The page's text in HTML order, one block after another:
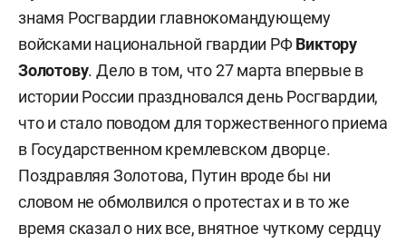
знамя Росгвардии главнокомандующему
войсками национальной гвардии РФВиктору
Золотову. Дело в том, что 27 марта впервые в
истории России праздновался день Росгвардии,
что и стало поводом для торжественного приема
в Государственном кремлевском дворце.
Поздравляя Золотова, Путин вроде бы ни
словом не обмолвился о протестах и в то же
время сказал о них все, внятное чуткому сердцу